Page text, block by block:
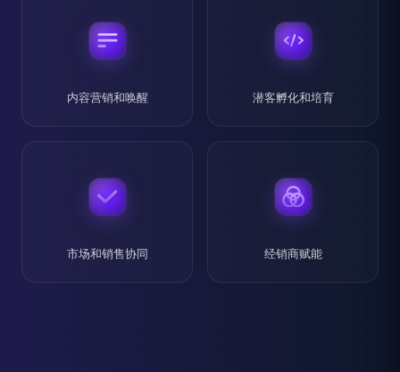
内容营销和唤醒 潜客孵化和培育
市场和销售协同 经销商赋能